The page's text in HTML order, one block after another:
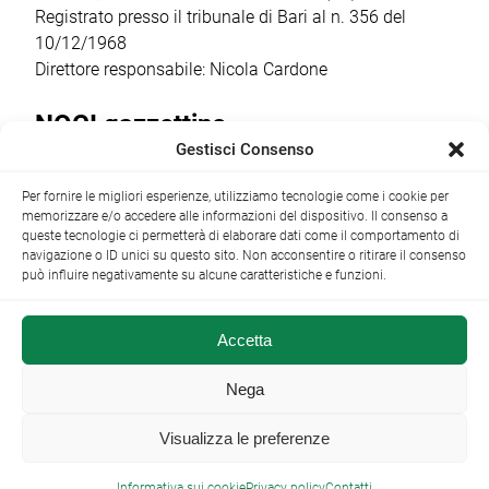
sceneggiatrice […]
Registrato presso il tribunale di Bari al n. 356 del
10/12/1968
Direttore responsabile: Nicola Cardone
NOCI gazzettino
+39 080 4979274|info@nocigazzettino.it Contatti|
Archivio
NOCI gazzettino.it ©2014 •
Gestisci Consenso
Per fornire le migliori esperienze, utilizziamo tecnologie come i cookie per
memorizzare e/o accedere alle informazioni del dispositivo. Il consenso a
queste tecnologie ci permetterà di elaborare dati come il comportamento di
navigazione o ID unici su questo sito. Non acconsentire o ritirare il consenso
può influire negativamente su alcune caratteristiche e funzioni.
Accetta
Nega
Visualizza le preferenze